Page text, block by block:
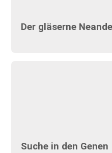
Der gläserne
Suche in den Genen